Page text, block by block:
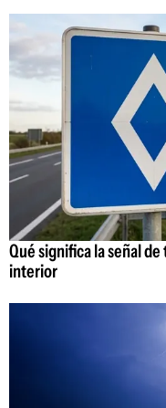
Qué significa la señal
interior